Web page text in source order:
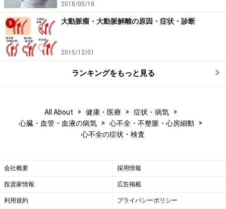
上記の経過や症状から心不全の診断は比較的容易につき
ます。心不全の診断がついても、治療するためには心不
全の原因を調べる必要があります。
胸部Ｘ線検査を行い、心臓の拡大(大きくなるこ
と)や肺のうっ血や水の貯まりがあれば心不全の存在がわ
診断がある程度つきます。心電図 を取ればリズムや左室
肥大あるいは狭心症・心筋梗塞などがかなり判ります。
き、痛みや害もありません。Ｘ線検査では放射線を使い
ますが、その量は僅かで、飛行機での海外旅行の際の被
爆より遥かに少ないです。
2018/05/18
5 大動脈瘤・大動脈解離の原因・症状・診断
2015/12/01
ランキングをもっと見る
All About > 健康・医療 > 症状・病気
>
心臓・血管・血液の病気
> 心不全・不整脈・心房細動
>
心不全の症状・検査
会社概要 採用情報
投資家情報 広告掲載
利用規約 プライバシーポリシー